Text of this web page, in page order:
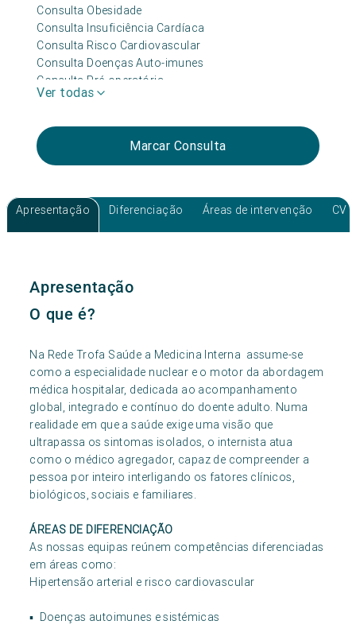
Consulta Obesidade
Consulta Insuficiência Cardíaca
Consulta Risco Cardiovascular
Consulta Doenças Auto-imunes
Consulta Pré-operatória
Ver todas
Marcar Consulta
Apresentação Diferenciação Áreas de intervenção CV
Apresentação
O que é?
Na Rede Trofa Saúde a Medicina Interna assume-se
como a especialidade nuclear e o motor da abordagem
médica hospitalar, dedicada ao acompanhamento
global, integrado e contínuo do doente adulto. Numa
realidade em que a saúde exige uma visão que
ultrapassa os sintomas isolados, o internista atua
como o médico agregador, capaz de compreender a
pessoa por inteiro interligando os fatores clínicos,
biológicos, sociais e familiares.
ÁREAS DE DIFERENCIAÇÃO
As nossas equipas reúnem competências diferenciadas
em áreas como:
Hipertensão arterial e risco cardiovascular
▪ Doenças autoimunes e sistémicas